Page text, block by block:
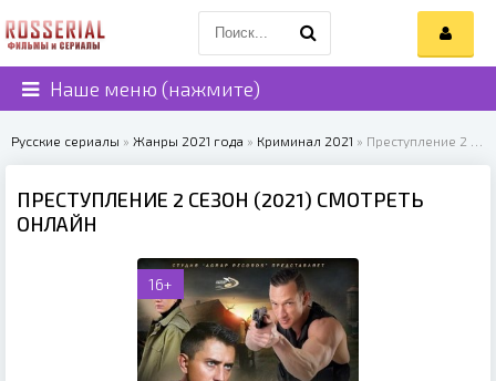
Наше меню (нажмите)
Русские сериалы » Жанры 2021 года » Криминал 2021 » Преступление 2 сезон (2021)
ПРЕСТУПЛЕНИЕ 2 СЕЗОН (2021) СМОТРЕТЬ
ОНЛАЙН
16+